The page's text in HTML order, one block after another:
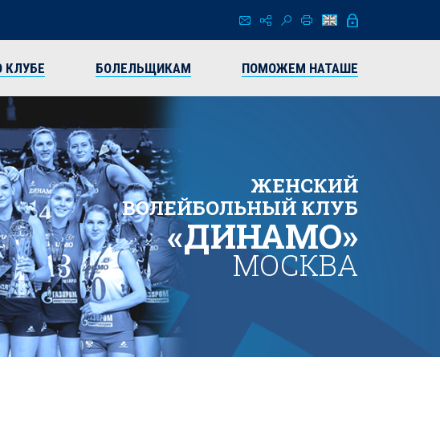
КЛУБЕ БОЛЕЛЬЩИКАМ ПОМОЖЕМ НАТАШЕ
ЖЕНСКИЙ
ВОЛЕЙБОЛЬНЫЙ КЛУБ
«ДИНАМО»
МОСКВА